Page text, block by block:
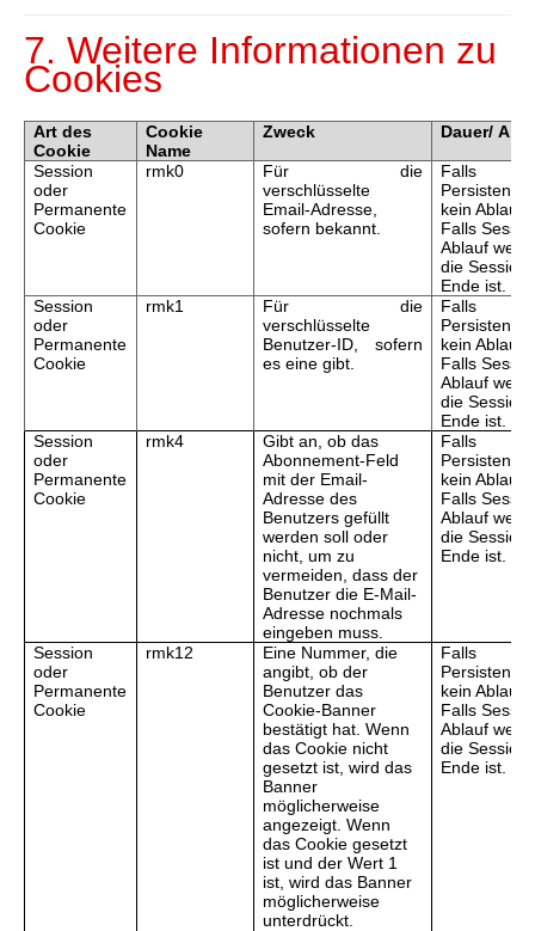
7. Weitere Informationen zu
Cookies
Art des
Cookie
Cookie
Name
Zweck Dauer/
Session
oder
Permanente
Cookie
rmk0
Für die
verschlüsselte
Email-Adresse,
sofern bekannt.
Falls
Persistent,
kein Ablauf.
Falls
Ablauf wenn
die Session
Ende ist.
Session
oder
Permanente
Cookie
rmk1
Für die
verschlüsselte
Benutzer-ID, sofern
es eine gibt.
Falls
Persistent,
kein Ablauf.
Falls
Ablauf wenn
die Session
Ende ist.
Session
oder
Permanente
Cookie
rmk4
Gibt an, ob das
Abonnement-Feld
mit der Email-
Adresse des
Benutzers gefüllt
werden soll oder
nicht, um zu
vermeiden, dass der
Benutzer die E-Mail-
Adresse nochmals
eingeben muss.
Falls
Persistent,
kein Ablauf.
Falls
Ablauf wenn
die Session
Ende ist.
Session
oder
Permanente
Cookie
rmk12
Eine Nummer, die
angibt, ob der
Benutzer das
Cookie-Banner
bestätigt hat. Wenn
das Cookie nicht
gesetzt ist, wird das
Banner
möglicherweise
angezeigt. Wenn
das Cookie gesetzt
ist und der Wert 1
ist, wird das Banner
möglicherweise
unterdrückt.
Falls
Persistent,
kein Ablauf.
Falls
Ablauf wenn
die Session
Ende ist.